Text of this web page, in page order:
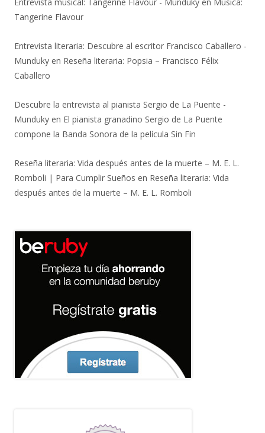
Tangerine Flavour
Entrevista literaria: Descubre al escritor Francisco Caballero -
Munduky en Reseña literaria: Popsia – Francisco Félix
Caballero
Descubre la entrevista al pianista Sergio de La Puente -
Munduky en El pianista granadino Sergio de La Puente
compone la Banda Sonora de la película Sin Fin
Reseña literaria: Vida después antes de la muerte – M. E. L.
Romboli | Para Cumplir Sueños en Reseña literaria: Vida
después antes de la muerte – M. E. L. Romboli